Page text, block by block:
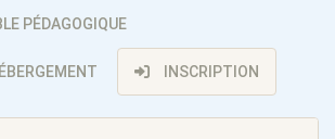
PÉDAGOGIQUE
INSCRIPTION